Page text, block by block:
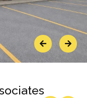
PreviousNext